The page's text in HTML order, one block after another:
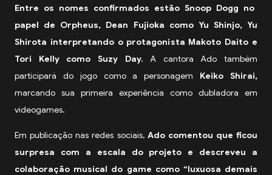
Entre os nomes confirmados estão Snoop Dogg no
papel de Orpheus, Dean Fujioka como Yu Shinjo, Yu
Shirota interpretando o protagonista Makoto Daito e
Tori Kelly como Suzy Day.A cantora Ado também
participará do jogo como a personagem Keiko Shirai,
marcando sua primeira experiência como dubladora em
videogames.
Em publicação nas redes sociais, Ado comentou que ficou
surpresa com a escala do projeto e descreveu a
colaboração musical do game como “luxuosa demais